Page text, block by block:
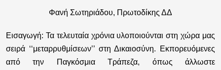
Φανή Σωτηριάδου, Πρωτοδίκης ΔΔ
Εισαγωγή: Τα τελευταία χρόνια υλοποιούνται στη χώρα μας
σειρά ‘‘μεταρρυθμίσεων’’ στη Δικαιοσύνη. Εκπορευόμενες
από την Παγκόσμια Τράπεζα, όπως άλλωστε